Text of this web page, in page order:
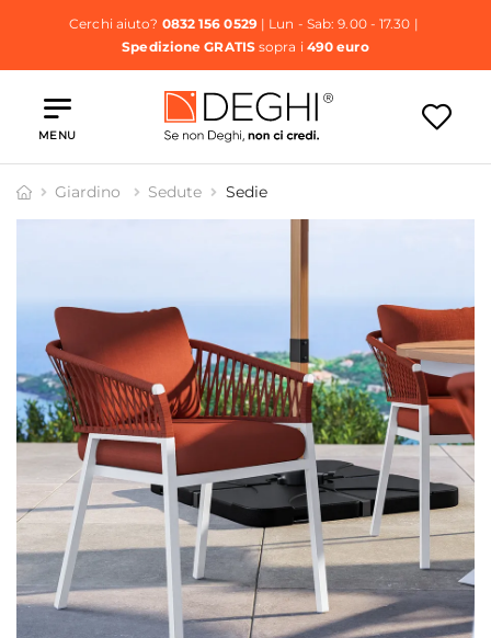
Cerchi aiuto? 0832 156 0529| Lun - Sab: 9.00 - 17.30 |
Spedizione GRATISsopra i 490 euro
MENU
Giardino Sedute Sedie